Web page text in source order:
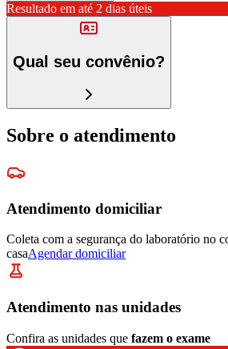
Resultado em até 2 dias úteis
Qual seu convênio?
Sobre o atendimento
Atendimento domiciliar
Coleta com a segurança do laboratório no
casaAgendar domiciliar
Atendimento nas unidades
Confira as unidades que fazem o exame